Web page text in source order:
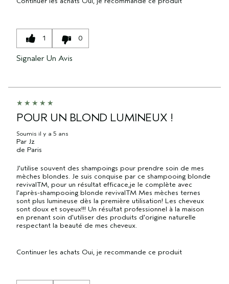
1 0
Signaler Un Avis
POUR UN BLOND LUMINEUX !
Soumis il y a 5 ans
Par Jz
de Paris
J'utilise souvent des shampoings pour prendre soin de mes
mèches blondes. Je suis conquise par ce shampooing blonde
revivalTM, pour un résultat efficace,je le complète avec
l'après-shampooing blonde revivalTM Mes mèches ternes
sont plus lumineuse dès la première utilisation! Les cheveux
sont doux et soyeux!!! Un résultat professionnel à la maison
en prenant soin d'utiliser des produits d'origine naturelle
respectant la beauté de mes cheveux.
Continuer les achats Oui, je recommande ce produit